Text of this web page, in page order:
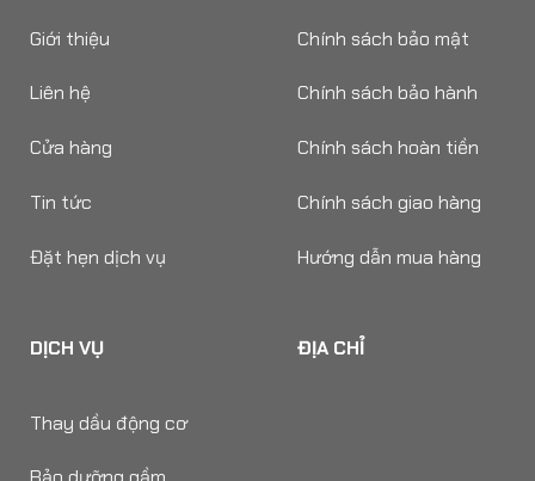
Giới thiệu
Liên hệ
Cửa hàng
Tin tức
Đặt hẹn dịch vụ
Chính sách bảo mật
Chính sách bảo hành
Chính sách hoàn tiền
Chính sách giao hàng
Hướng dẫn mua hàng
DỊCH VỤ
Thay dầu động cơ
ĐỊA CHỈ